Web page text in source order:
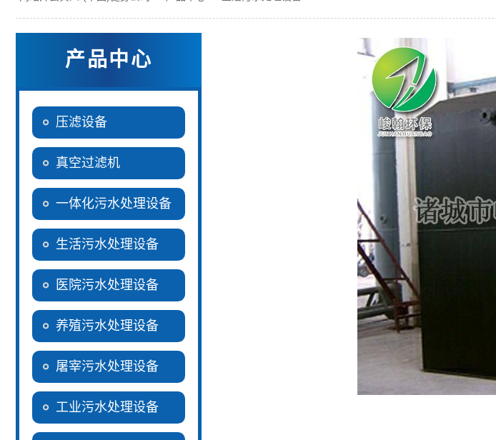
产品中心
压滤设备
真空过滤机
一体化污水处理设备
生活污水处理设备
医院污水处理设备
养殖污水处理设备
屠宰污水处理设备
工业污水处理设备